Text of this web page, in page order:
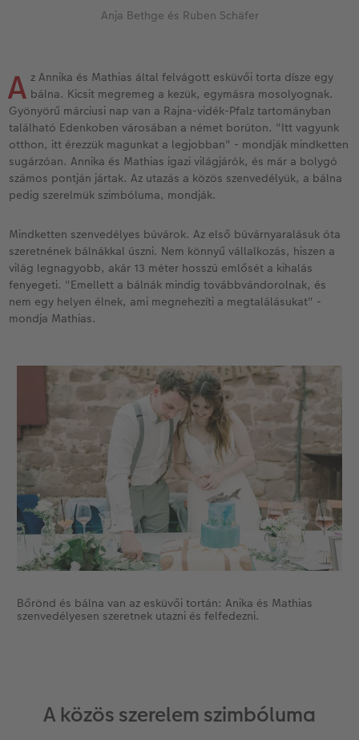
Vásárlói mintakönyvek
Kids CEWE FOTÓKÖNYV
Art Collection CEWE FOTÓKÖNYV
Kiegészítők
CEWE myPhotos
Matt Prints
Prémium poszter
Art Prints
Fotókidolgozás normál
Fényképtároló dobozok
Fotócsomagok
Fotómatrica
Kiegészítők
CEWE myPhotos
Direkt nyomtatású alufotó
Habkarton
Esküvői köszöntő tábla
Poszterléc
Hexxas
Fafotó
Többrészes fali dekoráció
XXL Retró fotó
Kiegészítők
CEWE myPhotos
Üdvözlőkártyák
Iskolaszer és irodaszer
Fényképes ajándékdobozok
Textíliák
Art Prints
Fényképes naptárak
CEWE FOTÓKÖNYV Kids
Kiegészítők
CEWE PHOTO AWARD FOTÓPÁLYÁZAT
Hogyan készíts jobb képeket a
Híreink
CEWE sztorik
Egyedi ajándékötletek
Ajándékötletek szeretteinek
Utazás
Anja Bethge és Ruben Schäfer
A z Annika és Mathias által felvágott esküvői torta dísze egy
bálna. Kicsit megremeg a kezük, egymásra mosolyognak.
Gyönyörű márciusi nap van a Rajna-vidék-Pfalz tartományban
található Edenkoben városában a német borúton. "Itt vagyunk
otthon, itt érezzük magunkat a legjobban" - mondják mindketten
sugárzóan. Annika és Mathias igazi világjárók, és már a bolygó
számos pontján jártak. Az utazás a közös szenvedélyük, a bálna
pedig szerelmük szimbóluma, mondják.
Mindketten szenvedélyes búvárok. Az első búvárnyaralásuk óta
szeretnének bálnákkal úszni. Nem könnyű vállalkozás, hiszen a
világ legnagyobb, akár 13 méter hosszú emlősét a kihalás
fenyegeti. "Emellett a bálnák mindig továbbvándorolnak, és
nem egy helyen élnek, ami megnehezíti a megtalálásukat" -
mondja Mathias.
Bőrönd és bálna van az esküvői tortán: Anika és Mathias
szenvedélyesen szeretnek utazni és felfedezni.
A közös szerelem szimbóluma